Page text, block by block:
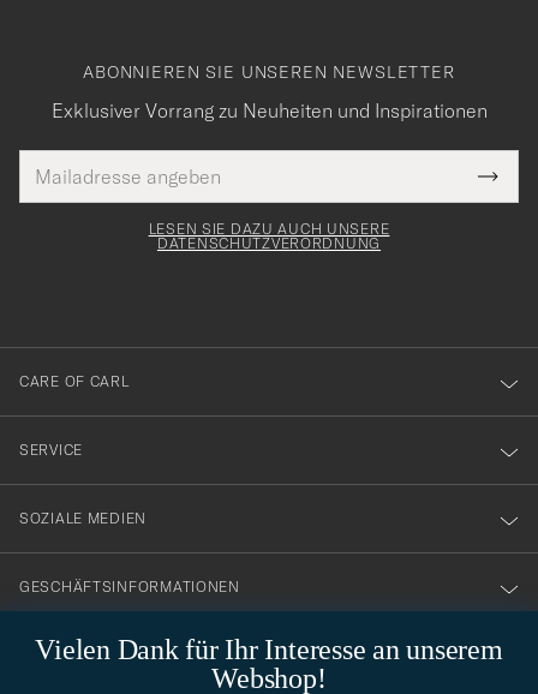
Vielen Dank für Ihr Interesse an unserem
Webshop!
ABONNIEREN SIE UNSEREN NEWSLETTER
Exklusiver Vorrang zu Neuheiten und Inspirationen
Mail
Adresse
Tack
för
dig
till
vårt
nyhetsbrev!
LESEN SIE DAZU AUCH UNSERE
DATENSCHUTZVERORDNUNG
CARE OF CARL
SERVICE
SOZIALE MEDIEN
GESCHÄFTSINFORMATIONEN